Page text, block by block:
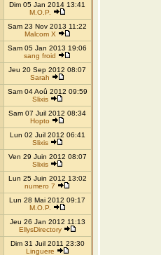
Dim 05 Jan 2014 13:41
M.O.P.
Sam 23 Nov 2013 11:22
Malcom X
Sam 05 Jan 2013 19:06
sang froid
Jeu 20 Sep 2012 08:07
Sarah
Sam 04 Aoû 2012 09:59
Slixis
Sam 07 Juil 2012 08:34
Hopto
Lun 02 Juil 2012 06:41
Slixis
Ven 29 Juin 2012 08:07
Slixis
Lun 25 Juin 2012 13:02
numero 7
Lun 28 Mai 2012 09:17
M.O.P.
Jeu 26 Jan 2012 11:13
EllysDirectory
Dim 31 Juil 2011 23:30
Linguere